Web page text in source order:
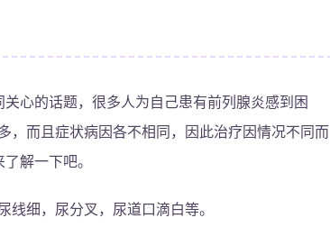
心的话题，很多人为自己患有前列腺炎感到困
，而且症状病因各不相同，因此治疗因情况不同而
解一下吧。
细，尿分叉，尿道口滴白等。